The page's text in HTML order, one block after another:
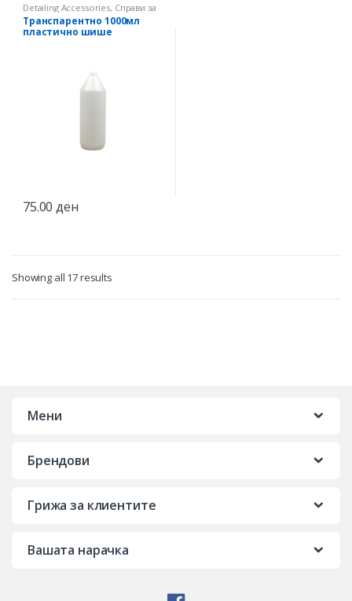
Detailing Accessories, Справи за
распрскување
Транспарентно 1000мл
пластично шише
75.00ден
Showing all 17 results
Мени
Брендови
Грижа за клиентите
Вашата нарачка